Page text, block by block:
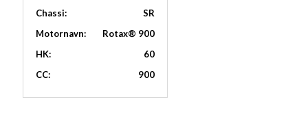
Chassi:
SR
Motornavn:
Rotax® 900
HK:
60
CC:
900